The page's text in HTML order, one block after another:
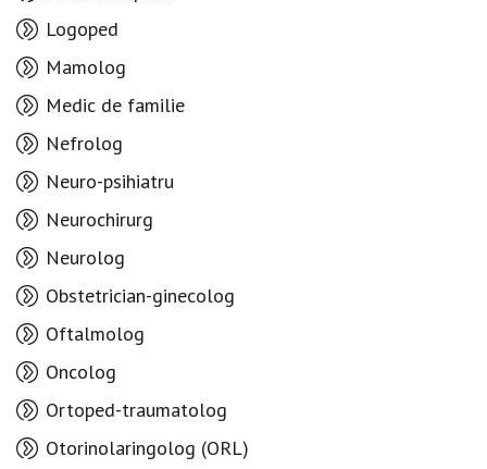
Logoped
Mamolog
Medic de familie
Nefrolog
Neuro-psihiatru
Neurochirurg
Neurolog
Obstetrician-ginecolog
Oftalmolog
Oncolog
Ortoped-traumatolog
Otorinolaringolog (ORL)